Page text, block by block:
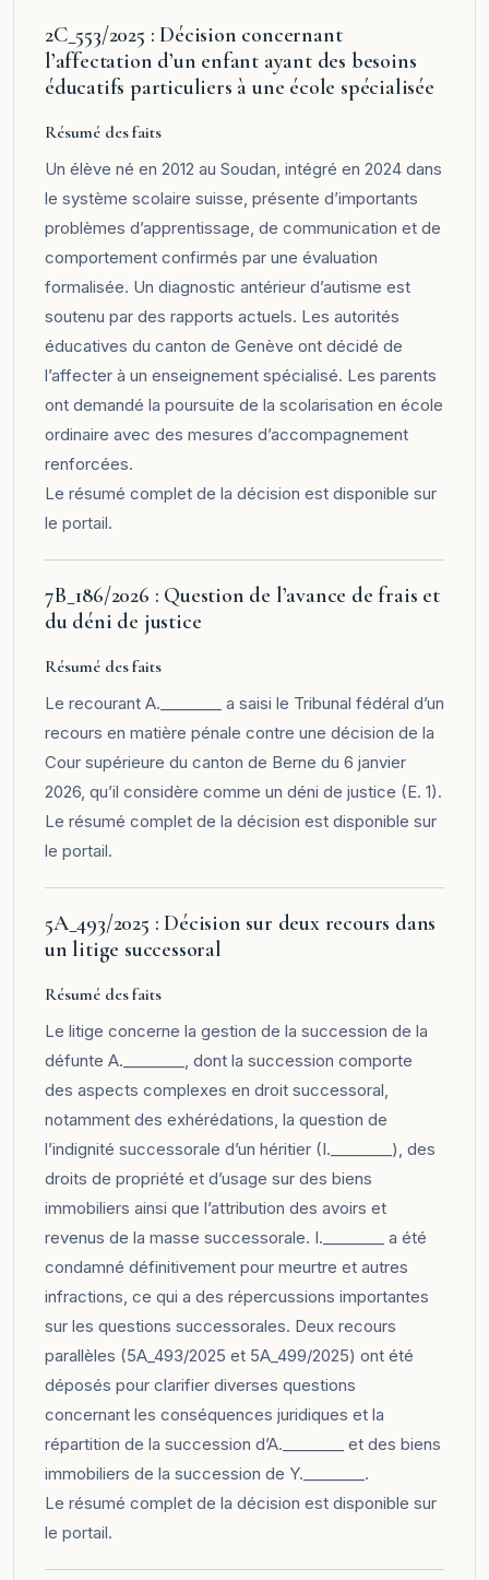
2C_553/2025 : Décision concernant
l’affectation d’un enfant ayant des besoins
éducatifs particuliers à une école spécialisée
Résumé des faits
Un élève né en 2012 au Soudan, intégré en 2024 dans
le système scolaire suisse, présente d’importants
problèmes d’apprentissage, de communication et de
comportement confirmés par une évaluation
formalisée. Un diagnostic antérieur d’autisme est
soutenu par des rapports actuels. Les autorités
éducatives du canton de Genève ont décidé de
l’affecter à un enseignement spécialisé. Les parents
ont demandé la poursuite de la scolarisation en école
ordinaire avec des mesures d’accompagnement
renforcées.
Le résumé complet de la décision est disponible sur
le portail.
7B_186/2026 : Question de l’avance de frais et
du déni de justice
Résumé des faits
Le recourant A.________ a saisi le Tribunal fédéral d’un
recours en matière pénale contre une décision de la
Cour supérieure du canton de Berne du 6 janvier
2026, qu’il considère comme un déni de justice (E. 1).
Le résumé complet de la décision est disponible sur
le portail.
5A_493/2025 : Décision sur deux recours dans
un litige successoral
Résumé des faits
Le litige concerne la gestion de la succession de la
défunte A.________, dont la succession comporte
des aspects complexes en droit successoral,
notamment des exhérédations, la question de
l’indignité successorale d’un héritier (I.________), des
droits de propriété et d’usage sur des biens
immobiliers ainsi que l’attribution des avoirs et
revenus de la masse successorale. I.________ a été
condamné définitivement pour meurtre et autres
infractions, ce qui a des répercussions importantes
sur les questions successorales. Deux recours
parallèles (5A_493/2025 et 5A_499/2025) ont été
déposés pour clarifier diverses questions
concernant les conséquences juridiques et la
répartition de la succession d’A.________ et des biens
immobiliers de la succession de Y.________.
Le résumé complet de la décision est disponible sur
le portail.